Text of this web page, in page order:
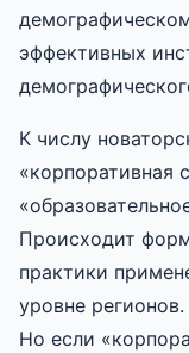
эффективных
К числу
«корпоративная
Происходит
практики
уровне регионов.
Но если